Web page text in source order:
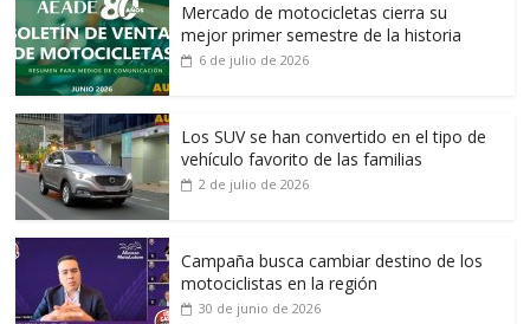
Mercado de motocicletas cierra su
mejor primer semestre de la historia
6 de julio de 2026
Los SUV se han convertido en el tipo de
vehículo favorito de las familias
2 de julio de 2026
Campaña busca cambiar destino de los
motociclistas en la región
30 de junio de 2026